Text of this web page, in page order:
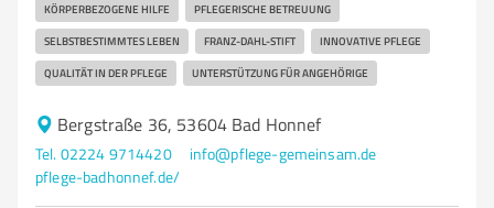
KÖRPERBEZOGENE HILFE PFLEGERISCHE BETREUUNG
SELBSTBESTIMMTES LEBEN FRANZ-DAHL-STIFT INNOVATIVE PFLEGE
QUALITÄT IN DER PFLEGE UNTERSTÜTZUNG FÜR ANGEHÖRIGE
Bergstraße 36, 53604 Bad Honnef
Tel. 02224 9714420
info@pflege-gemeinsam.de
pflege-badhonnef.de/